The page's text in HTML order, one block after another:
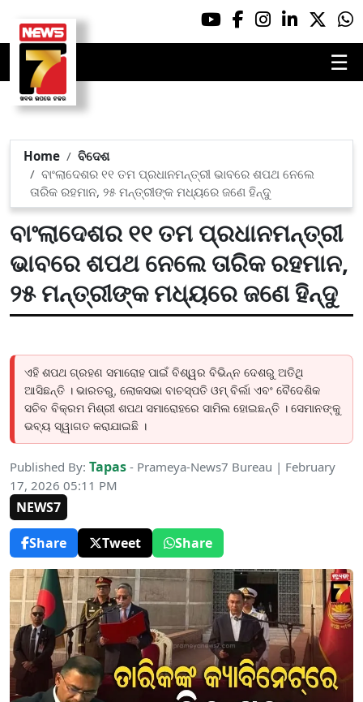
☰
Home
ବିଦେଶ
ବାଂଲାଦେଶର ୧୧ ତମ ପ୍ରଧାନମନ୍ତ୍ରୀ ଭାବରେ ଶପଥ ନେଲେ
ତାରିକ ରହମାନ, ୨୫ ମନ୍ତ୍ରୀଙ୍କ ମଧ୍ୟରେ ଜଣେ ହିନ୍ଦୁ
ବାଂଲାଦେଶର ୧୧ ତମ ପ୍ରଧାନମନ୍ତ୍ରୀ
ଭାବରେ ଶପଥ ନେଲେ ତାରିକ ରହମାନ,
୨୫ ମନ୍ତ୍ରୀଙ୍କ ମଧ୍ୟରେ ଜଣେ ହିନ୍ଦୁ
ଏହି ଶପଥ ଗ୍ରହଣ ସମାରୋହ ପାଇଁ ବିଶ୍ୱର ବିଭିନ୍ନ ଦେଶରୁ ଅତିଥି
ଆସିଛନ୍ତି । ଭାରତରୁ, ଲୋକସଭା ବାଚସ୍ପତି ଓମ୍ ବିର୍ଲା ଏବଂ ବୈଦେଶିକ
ସଚିବ ବିକ୍ରମ ମିଶ୍ରୀ ଶପଥ ସମାରୋହରେ ସାମିଲ ହୋଇଛନ୍ତି । ସେମାନଙ୍କୁ
ଭବ୍ୟ ସ୍ୱାଗତ କରାଯାଇଛି ।
Published By: Tapas - Prameya-News7 Bureau | February
17, 2026 05:11 PM
NEWS7
Share
Tweet Share